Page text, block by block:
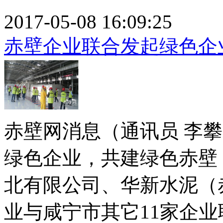
2017-05-08 16:09:25
赤壁企业联合发起绿色
赤壁网消息（通讯员 李
绿色企业，共建绿色赤
北有限公司、华新水泥
业与咸宁市其它11家企业